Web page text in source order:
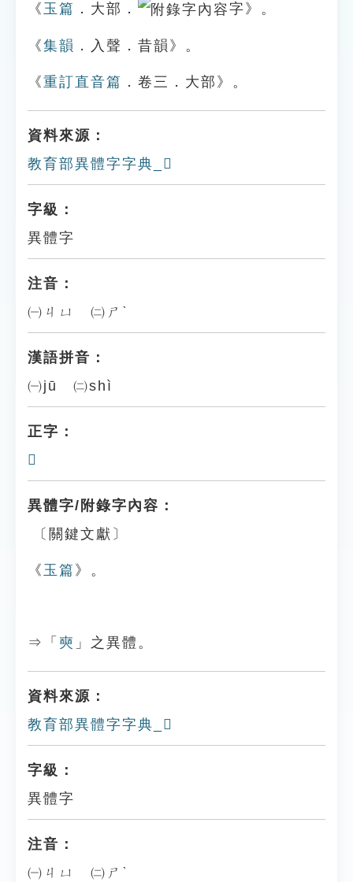
《 玉篇 ．大部． 字》。
《集韻 ．入聲．昔韻》。
《重訂直音篇 ．卷三．大部》。
資料來源：
教育部異體字字典_𠁗
字級：
異體字
注音：
㈠ㄐㄩ ㈡ㄕˋ
漢語拼音：
㈠jū ㈡shì
正字：
𥇛
異體字/附錄字內容：
〔關鍵文獻〕
《 玉篇 》。
⇒「 奭 」之異體。
資料來源：
教育部異體字字典_𠁗
字級：
異體字
注音：
㈠ㄐㄩ ㈡ㄕˋ